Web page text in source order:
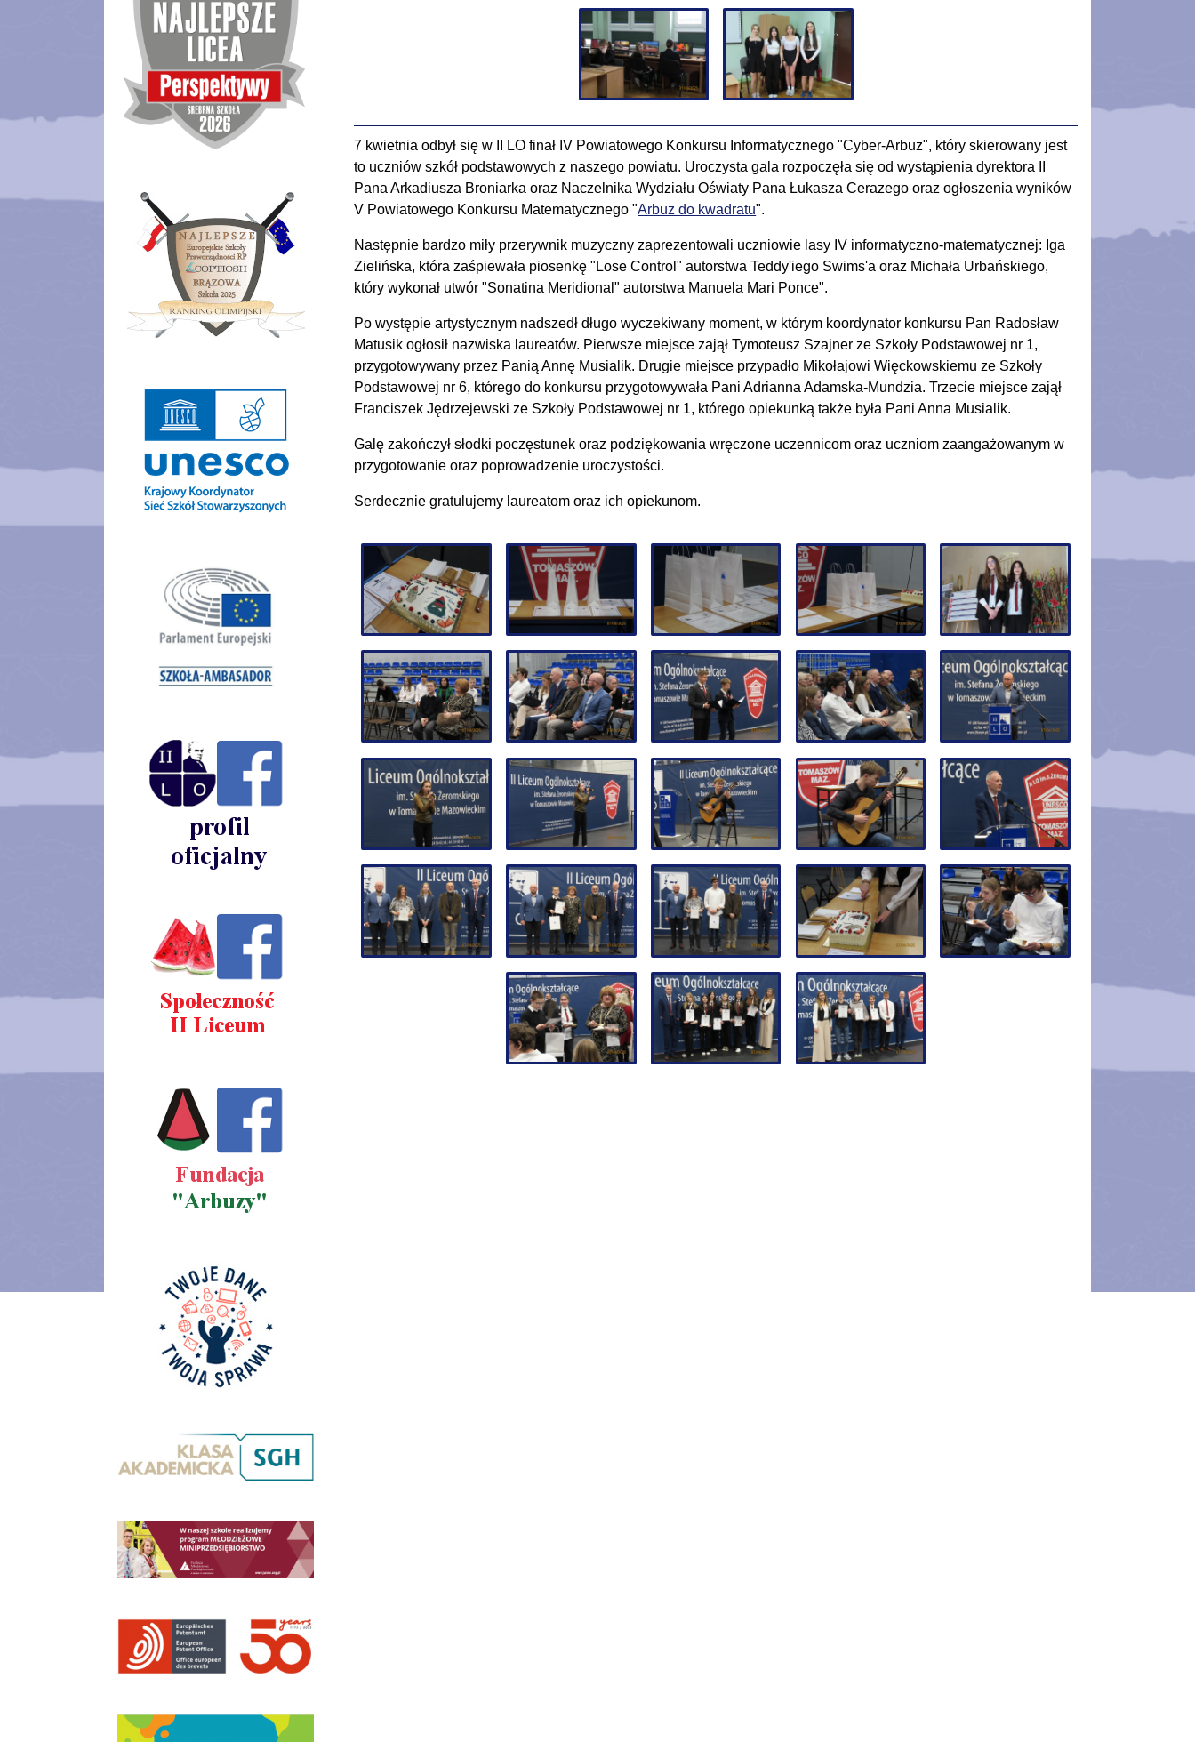
7 kwietnia odbył się w II LO finał IV Powiatowego Konkursu Informatycznego "Cyber-Arbuz", który skierowany jest
to uczniów szkół podstawowych z naszego powiatu. Uroczysta gala rozpoczęła się od wystąpienia dyrektora II
Pana Arkadiusza Broniarka oraz Naczelnika Wydziału Oświaty Pana Łukasza Cerazego oraz ogłoszenia wyników
V Powiatowego Konkursu Matematycznego "Arbuz do kwadratu".
Następnie bardzo miły przerywnik muzyczny zaprezentowali uczniowie lasy IV informatyczno-matematycznej: Iga
Zielińska, która zaśpiewała piosenkę "Lose Control" autorstwa Teddy'iego Swims'a oraz Michała Urbańskiego,
który wykonał utwór "Sonatina Meridional" autorstwa Manuela Mari Ponce".
Po występie artystycznym nadszedł długo wyczekiwany moment, w którym koordynator konkursu Pan Radosław
Matusik ogłosił nazwiska laureatów. Pierwsze miejsce zajął Tymoteusz Szajner ze Szkoły Podstawowej nr 1,
przygotowywany przez Panią Annę Musialik. Drugie miejsce przypadło Mikołajowi Więckowskiemu ze Szkoły
Podstawowej nr 6, którego do konkursu przygotowywała Pani Adrianna Adamska-Mundzia. Trzecie miejsce zajął
Franciszek Jędrzejewski ze Szkoły Podstawowej nr 1, którego opiekunką także była Pani Anna Musialik.
Galę zakończył słodki poczęstunek oraz podziękowania wręczone uczennicom oraz uczniom zaangażowanym w
przygotowanie oraz poprowadzenie uroczystości.
Serdecznie gratulujemy laureatom oraz ich opiekunom.